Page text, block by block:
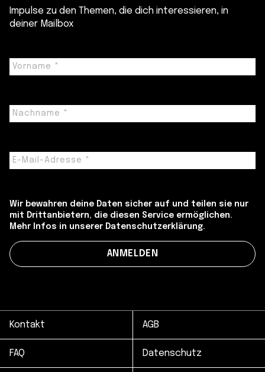
Impulse zu den Themen, die dich interessieren, in
deiner Mailbox
Wir bewahren deine Daten sicher auf und teilen sie nur
mit Drittanbietern, die diesen Service ermöglichen.
Mehr Infos in unserer Datenschutzerklärung.
Kontakt AGB
FAQ Datenschutz